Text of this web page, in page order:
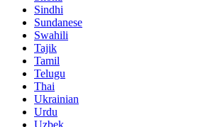
Sindhi
Sundanese
Swahili
Tajik
Tamil
Telugu
Thai
Ukrainian
Urdu